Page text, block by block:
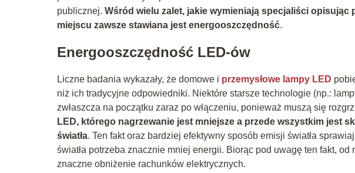
publicznej. Wśród wielu zalet, jakie wymieniają specjaliści
miejscu zawsze stawiana jest energooszczędność.
Energooszczędność LED-ów
Liczne badania wykazały, że domowe i przemysłowe lampy LED
niż ich tradycyjne odpowiedniki. Niektóre starsze technologie (np.:
zwłaszcza na początku zaraz po włączeniu, ponieważ muszą się
LED, którego nagrzewanie jest mniejsze a przede wszystkim jest
światła. Ten fakt oraz bardziej efektywny sposób emisji światła
światła potrzeba znacznie mniej energii. Biorąc pod uwagę ten fakt,
znaczne obniżenie rachunków elektrycznych.